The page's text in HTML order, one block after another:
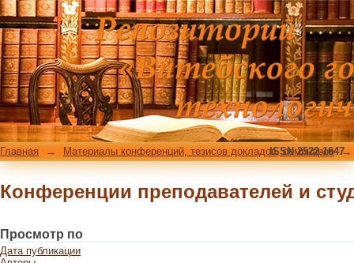
Конференции преподавателей и
Главная → Материалы конференций, тезисов докладов, семинаров →
ISSN 2522-1647
Конференции преподавателей и
Просмотр по
Дата публикации